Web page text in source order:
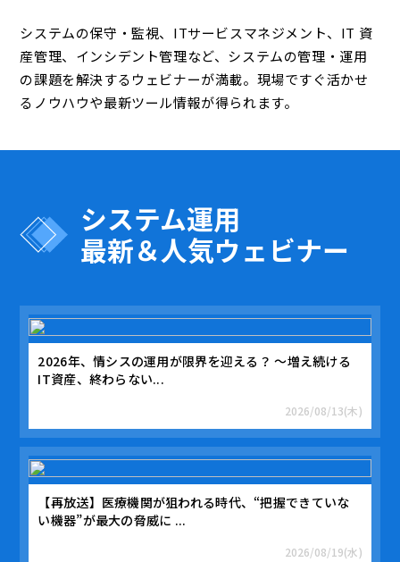
システムの保守・監視、ITサービスマネジメント、IT 資
産管理、インシデント管理など、システムの管理・運用
の課題を解決するウェビナーが満載。現場ですぐ活かせ
るノウハウや最新ツール情報が得られます。
システム運用
最新＆人気ウェビナー
2026年、情シスの運用が限界を迎える？ 〜増え続ける
IT資産、終わらない...
2026/08/13(木)
【再放送】医療機関が狙われる時代、“把握できていな
い機器”が最大の脅威に ...
2026/08/19(水)